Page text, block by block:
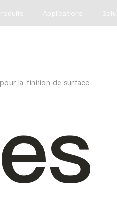
Applications
la finition de surface